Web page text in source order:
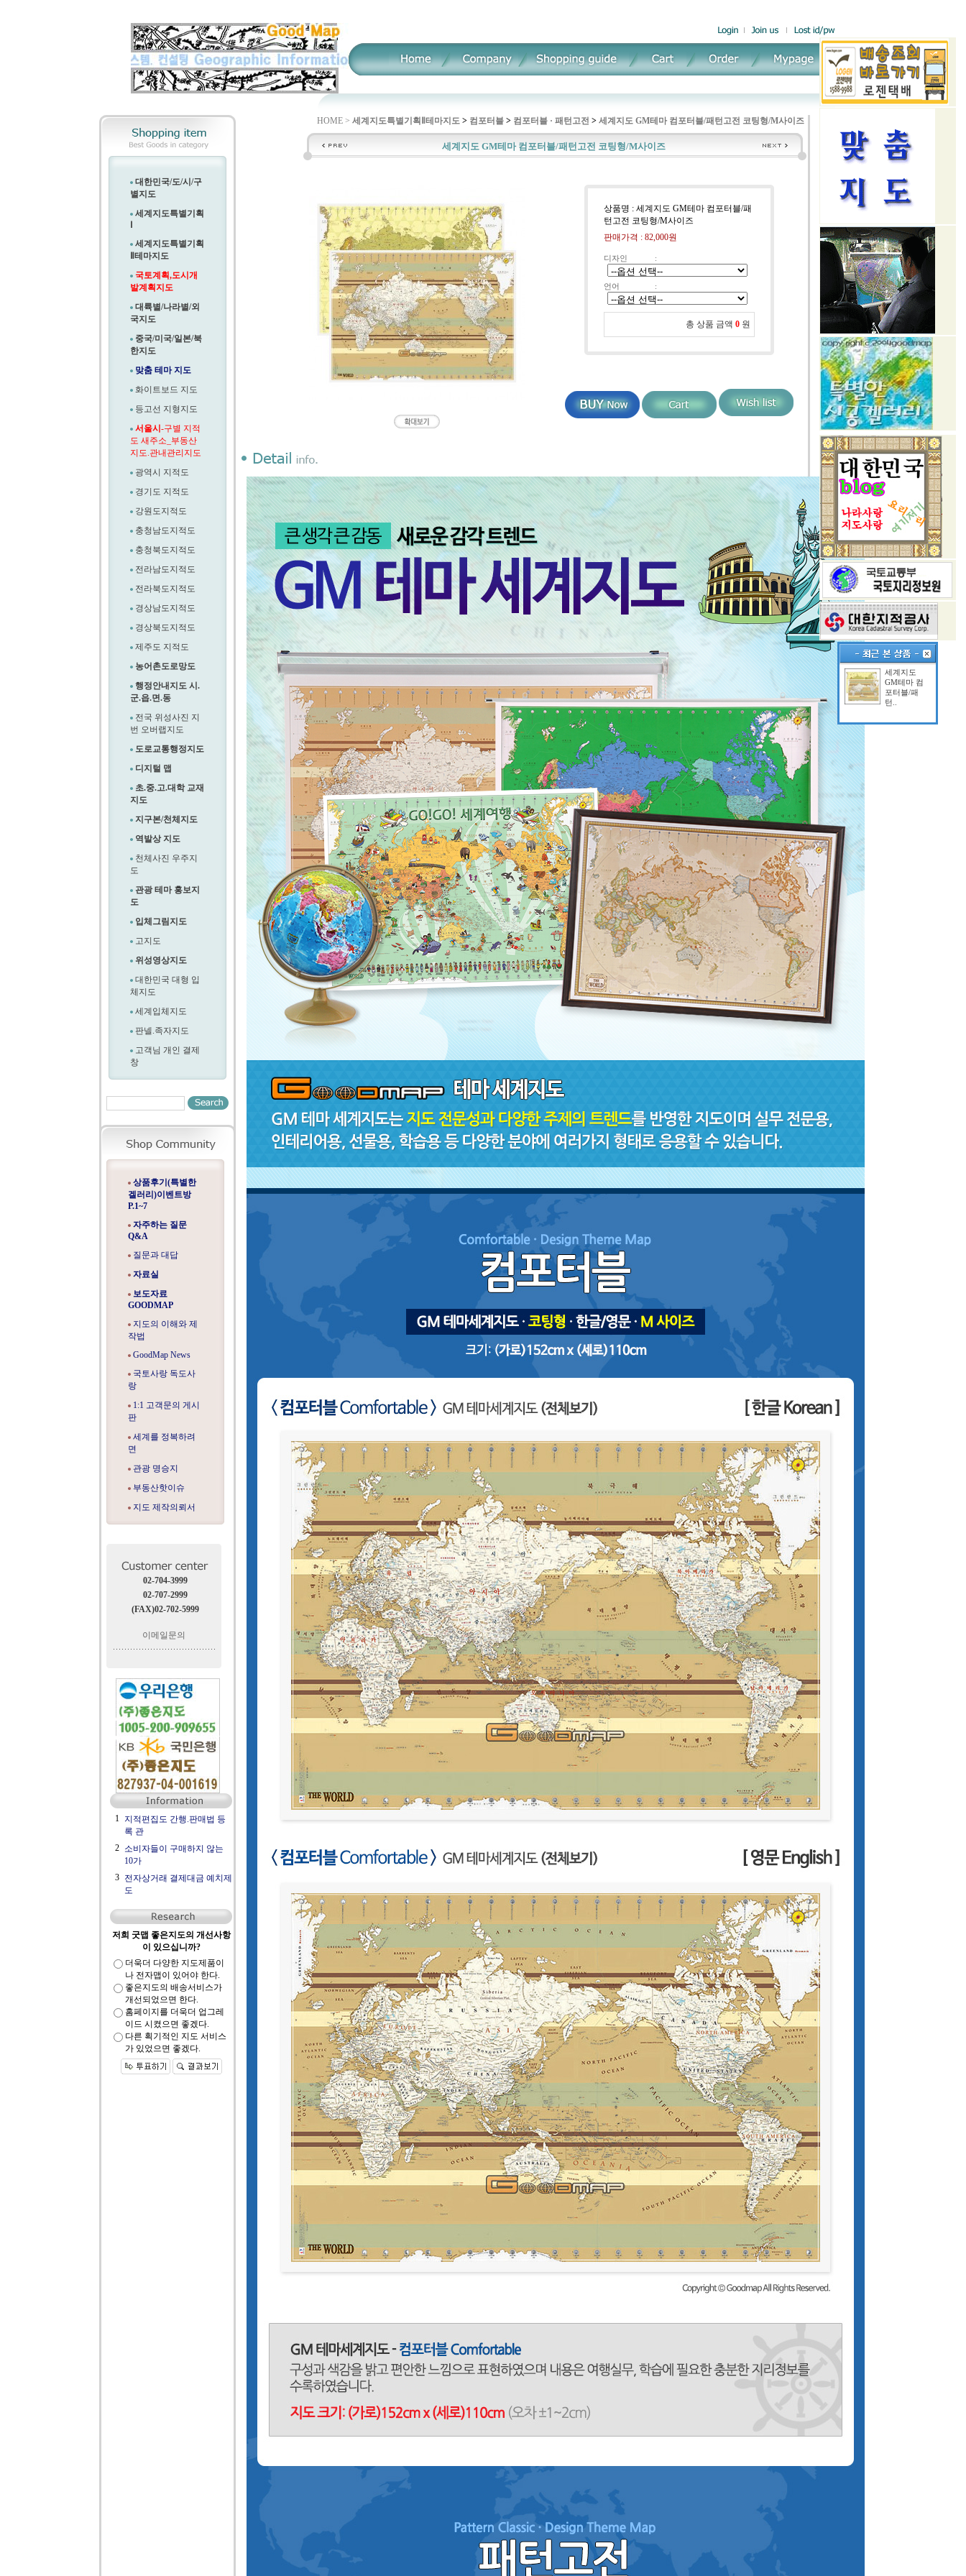
대한민국/도/시/구
별지도
세계지도특별기획
세계지도특별기획
테마지도
국토계획,도시개
발계획지도
대륙별/나라별/외
국지도
중국/미국/일본/북
한지도
맞춤 테마 지도
화이트보드 지도
등고선 지형지도
서울시 -구별 지적
도 새주소_부동산
지도.관내관리지도
광역시 지적도
경기도 지적도
강원도지적도
충청남도지적도
충청북도지적도
전라남도지적도
전라북도지적도
경상남도지적도
경상북도지적도
제주도 지적도
농어촌도로망도
행정안내지도 시.
군.읍.면.동
전국 위성사진 지
번 오버랩지도
도로교통행정지도
디지털 맵
초.중.고.대학 교재
지도
지구본/천체지도
역발상 지도
천체사진 우주지
도
관광 테마 홍보지
도
입체그림지도
고지도
위성영상지도
대한민국 대형 입
체지도
세계입체지도
판넬.족자지도
고객님 개인 결제
창
상품후기(특별한
겔러리)이벤트방
P.1~7
자주하는 질문
Q&A
질문과 대답
자료실
보도자료
GOODMAP
지도의 이해와 제
작법
GoodMap News
국토사랑 독도사
랑
1:1 고객문의 게시
판
세계를 정복하려
면
관광 명승지
부동산핫이슈
지도 제작의뢰서
02-704-3999
02-707-2999
(FAX)02-702-5999
이메일문의
1 지적편집도 간행.판매법 등
록 관
2 소비자들이 구매하지 않는
10가
3 전자상거래 결제대금 예치제
도
저희 굿맵 좋은지도의 개선사항
이 있으십니까?
더욱더 다양한 지도제품이
나 전자맵이 있어야 한다.
좋은지도의 배송서비스가
개선되었으면 한다.
홈페이지를 더욱더 업그레
이드 시켰으면 좋겠다.
다른 획기적인 지도 서비스
가 있었으면 좋겠다.
HOME > 세계지도특별기획Ⅱ 테마지도 > 컴포터블 > 컴포터블 · 패턴고전 > 세계지도 GM테마 컴포터블/패턴고전 코팅형/M사이즈
세계지도 GM테마 컴포터블/패턴고전 코팅형/M사이즈
상품명 : 세계지도 GM테마 컴포터블/패
턴고전 코팅형/M사이즈
판매가격 : 82,000원
디자인 :
언어 :
총 상품 금액 0 원
세계지도
GM테마 컴
포터블/패
턴..